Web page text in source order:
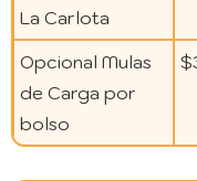
La Carlota
Opcional Mulas
de Carga por
bolso